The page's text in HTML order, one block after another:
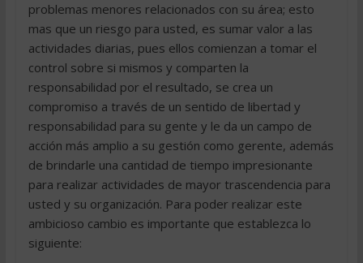
problemas menores relacionados con su área; esto
mas que un riesgo para usted, es sumar valor a las
actividades diarias, pues ellos comienzan a tomar el
control sobre si mismos y comparten la
responsabilidad por el resultado, se crea un
compromiso a través de un sentido de libertad y
responsabilidad para su gente y le da un campo de
acción más amplio a su gestión como gerente, además
de brindarle una cantidad de tiempo impresionante
para realizar actividades de mayor trascendencia para
usted y su organización. Para poder realizar este
ambicioso cambio es importante que establezca lo
siguiente: